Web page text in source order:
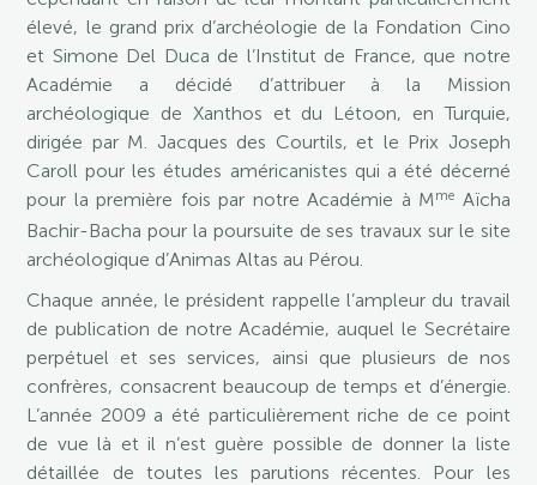
élevé, le grand prix d’archéologie de la Fondation Cino
et Simone Del Duca de l’Institut de France, que notre
Académie a décidé d’attribuer à la Mission
archéologique de Xanthos et du Létoon, en Turquie,
dirigée par M. Jacques des Courtils, et le Prix Joseph
Caroll pour les études américanistes qui a été décerné
pour la première fois par notre Académie à Mme Aïcha
Bachir-Bacha pour la poursuite de ses travaux sur le site
archéologique d’Animas Altas au Pérou.
Chaque année, le président rappelle l’ampleur du travail
de publication de notre Académie, auquel le Secrétaire
perpétuel et ses services, ainsi que plusieurs de nos
confrères, consacrent beaucoup de temps et d’énergie.
L’année 2009 a été particulièrement riche de ce point
de vue là et il n’est guère possible de donner la liste
détaillée de toutes les parutions récentes. Pour les